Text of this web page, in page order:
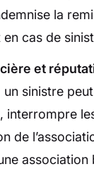
la
cas de
et
sinistre
interrompre
de
association